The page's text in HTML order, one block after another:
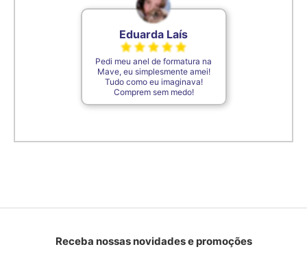
Eduarda Laís
Pedi meu anel de formatura na
Mave, eu simplesmente amei!
Tudo como eu imaginava!
Comprem sem medo!
Receba nossas novidades e promoções